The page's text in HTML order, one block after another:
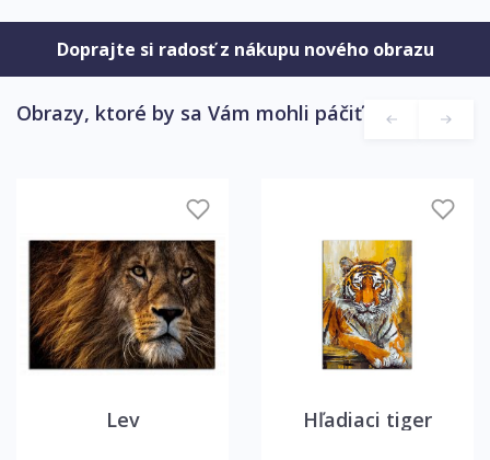
Doprajte si radosť z nákupu nového obrazu
Obrazy, ktoré by sa Vám mohli páčiť
Lev Hľadiaci tiger